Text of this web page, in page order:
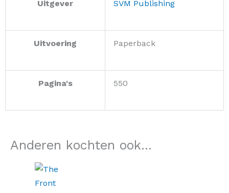
Uitgever SVM Publishing
Uitvoering Paperback
Pagina's 550
Anderen kochten ook...